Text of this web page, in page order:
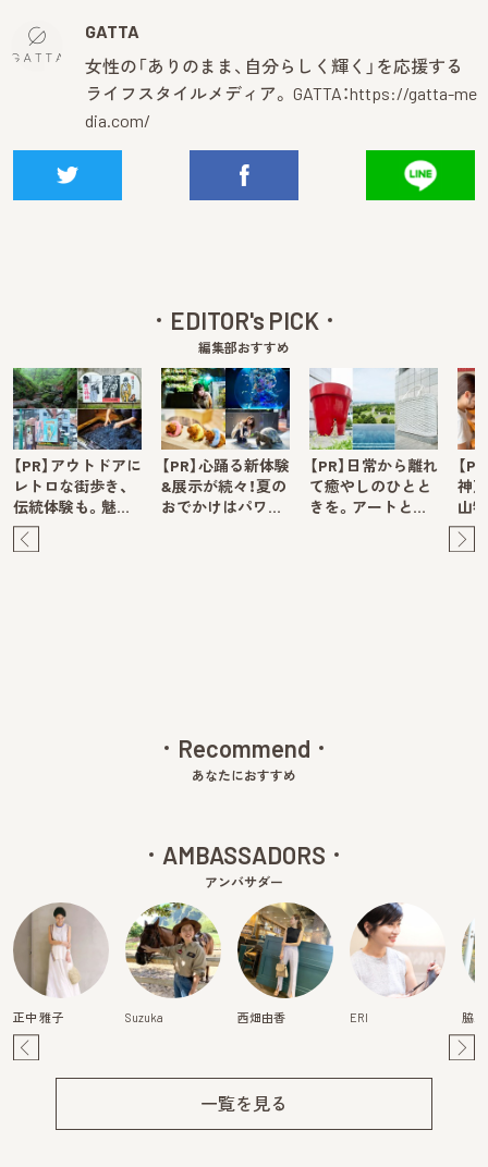
GATTA
女性の「ありのまま、自分らしく輝く」を応援する
ライフスタイルメディア。 GATTA：https://gatta-me
dia.com/
EDITOR's PICK
編集部おすすめ
【PR】アウトドアに
レトロな街歩き、
伝統体験も。魅…
【PR】心踊る新体験
&展示が続々！夏の
おでかけはパワ…
【PR】日常から離れ
て癒やしのひとと
きを。アートと…
【
神
山
Recommend
あなたにおすすめ
AMBASSADORS
アンバサダー
正中 雅子 Suzuka 西畑由香 ERI 脇
一覧を見る